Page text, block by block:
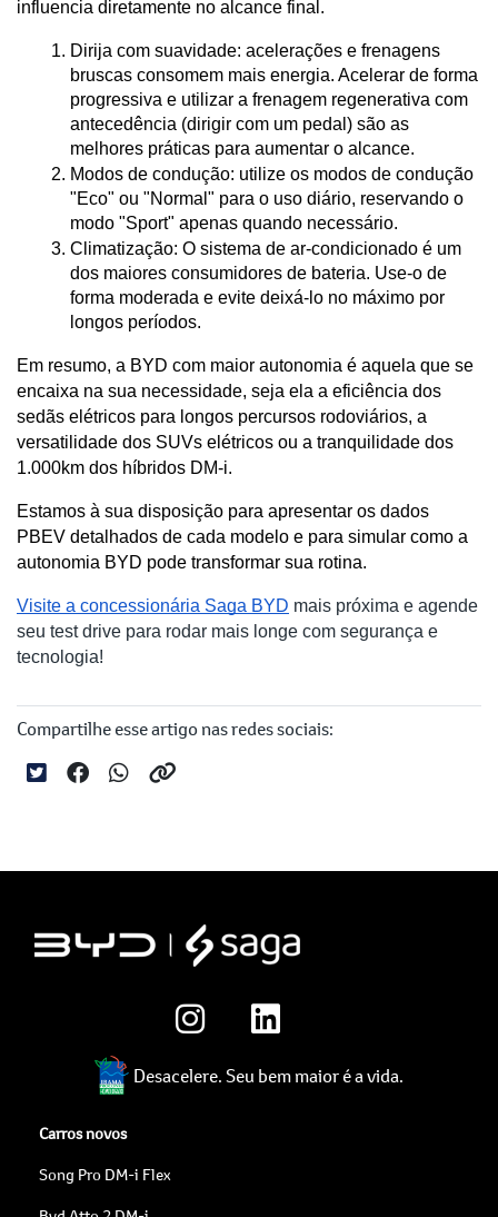
influencia diretamente no alcance final.
Dirija com suavidade: acelerações e frenagens
bruscas consomem mais energia. Acelerar de forma
progressiva e utilizar a frenagem regenerativa com
antecedência (dirigir com um pedal) são as
melhores práticas para aumentar o alcance.
Modos de condução: utilize os modos de condução
"Eco" ou "Normal" para o uso diário, reservando o
modo "Sport" apenas quando necessário.
Climatização: O sistema de ar-condicionado é um
dos maiores consumidores de bateria. Use-o de
forma moderada e evite deixá-lo no máximo por
longos períodos.
Em resumo, a BYD com maior autonomia é aquela que se
encaixa na sua necessidade, seja ela a eficiência dos
sedãs elétricos para longos percursos rodoviários, a
versatilidade dos SUVs elétricos ou a tranquilidade dos
1.000km dos híbridos DM-i.
Estamos à sua disposição para apresentar os dados
PBEV detalhados de cada modelo e para simular como a
autonomia BYD pode transformar sua rotina.
Visite a concessionária Saga BYD mais próxima e agende
seu test drive para rodar mais longe com segurança e
tecnologia!
Compartilhe esse artigo nas redes sociais:
Desacelere. Seu bem maior é a vida.
Carros novos
Song Pro DM-i Flex